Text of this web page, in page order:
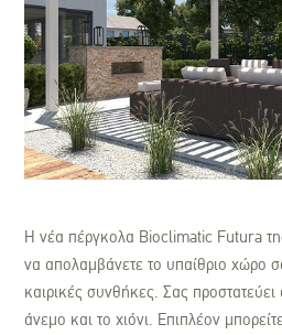
Η νέα πέργκολα Bioclimatic Futura
να απολαμβάνετε το υπαίθριο χώρο
καιρικές συνθήκες. Σας
άνεμο και το χιόνι. Επιπλέον